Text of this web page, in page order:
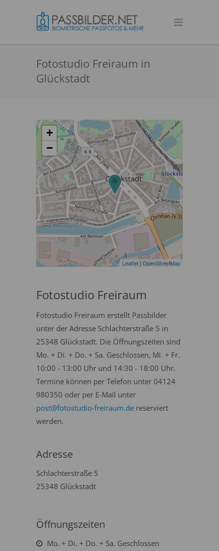
Fotostudio Freiraum in
Glückstadt
+
−
Leaflet | OpenStreetMap
Fotostudio Freiraum
Fotostudio Freiraum erstellt Passbilder
unter der Adresse Schlachterstraße 5 in
25348 Glückstadt. Die Öffnungszeiten sind
Mo. + Di. + Do. + Sa. Geschlossen, Mi. + Fr.
10:00 - 13:00 Uhr und 14:30 - 18:00 Uhr.
Termine können per Telefon unter 04124
980350 oder per E-Mail unter
post@fotostudio-freiraum.de reserviert
werden.
Adresse
Schlachterstraße 5
25348 Glückstadt
Öffnungszeiten
Mo. + Di. + Do. + Sa. Geschlossen